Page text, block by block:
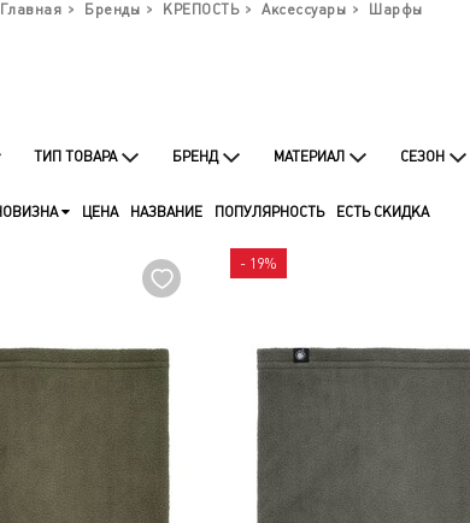
Главная Бренды КРЕПОСТЬ Аксессуары Шарфы
ТИП ТОВАРА БРЕНД МАТЕРИАЛ СЕЗОН
ЦЕНА НАЗВАНИЕ ПОПУЛЯРНОСТЬ ЕСТЬ СКИДКА
- 19%